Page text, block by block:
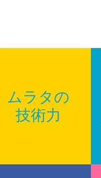
ムラタの
技術力